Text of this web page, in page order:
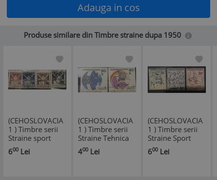
Adauga in cos
Produse similare din Timbre straine dupa 1950
(CEHOSLOVACIA
1 ) Timbre serii
Straine sport
600 Lei
(CEHOSLOVACIA
1 ) Timbre serii
Straine Tehnica
400 Lei
(CEHOSLOVACIA
1 ) Timbre serii
Straine Sport
600 Lei